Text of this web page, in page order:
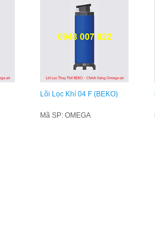
Lõi Lọc Khí 04 F (BEKO)
Mã SP: OMEGA